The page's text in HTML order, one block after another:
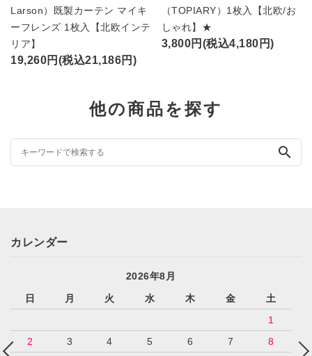
Larson）既製カーテン マイキ
ーフレンズ 1枚入【北欧インテ
リア】
19,260円(税込21,186円)
（TOPIARY）1枚入【北欧/お
しゃれ】★
3,800円(税込4,180円)
他の商品を探す
search
カレンダー
2026年8月
日
月 火 水 木 金
土
1
2
3 4 5 6 7
8